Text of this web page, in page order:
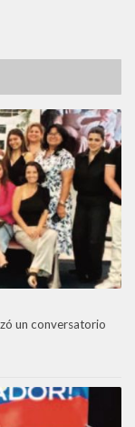
un conversatorio